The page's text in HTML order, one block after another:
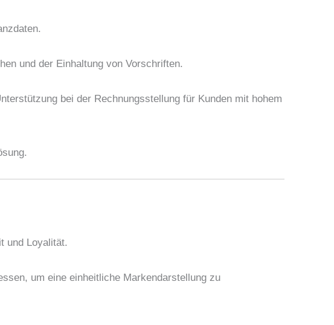
und der Einhaltung von Vorschriften.
bei der Rechnungsstellung für Kunden mit hohem
und Loyalität.
um eine einheitliche Markendarstellung zu